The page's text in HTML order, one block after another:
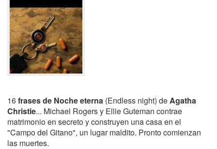
16frases de Noche eterna (Endless night) deAgatha
Christie... Michael Rogers y Ellie Guteman contrae
matrimonio en secreto y construyen una casa en el
"Campo del Gitano", un lugar maldito. Pronto comienzan
las muertes.